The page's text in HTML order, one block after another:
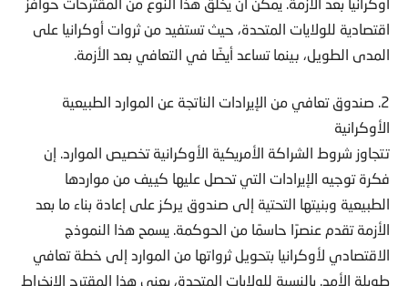
اقتصادية للولايات المتحدة، حيث تستفيد من ثروات أوكرانيا على
المدى الطويل، بينما تساعد أيضًا في التعافي بعد الأزمة.
2. صندوق تعافي من الإيرادات الناتجة عن الموارد الطبيعية
الأوكرانية
تتجاوز شروط الشراكة الأمريكية الأوكرانية تخصيص الموارد. إن
فكرة توجيه الإيرادات التي تحصل عليها كييف من مواردها
الطبيعية وبنيتها التحتية إلى صندوق يركز على إعادة بناء ما بعد
الأزمة تقدم عنصرًا حاسمًا من الحوكمة. يسمح هذا النموذج
الاقتصادي لأوكرانيا بتحويل ثرواتها من الموارد إلى خطة تعافي
طويلة الأمد. بالنسبة للولايات المتحدة، يعني هذا المقترح الانخراط